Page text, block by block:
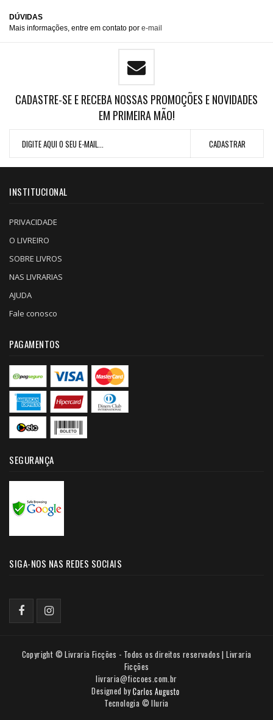
DÚVIDAS
Mais informações, entre em contato por e-mail
CADASTRE-SE E RECEBA NOSSAS PROMOÇÕES E NOVIDADES
EM PRIMEIRA MÃO!
INSTITUCIONAL
PRIVACIDADE
O LIVREIRO
SOBRE LIVROS
NAS LIVRARIAS
AJUDA
Fale conosco
PAGAMENTOS
SEGURANÇA
SIGA-NOS NAS REDES SOCIAIS
Copyright © Livraria Ficções - Todos os direitos reservados | Livraria
Ficções
livraria@ficcoes.com.br
Designed by
Tecnologia © Iluria